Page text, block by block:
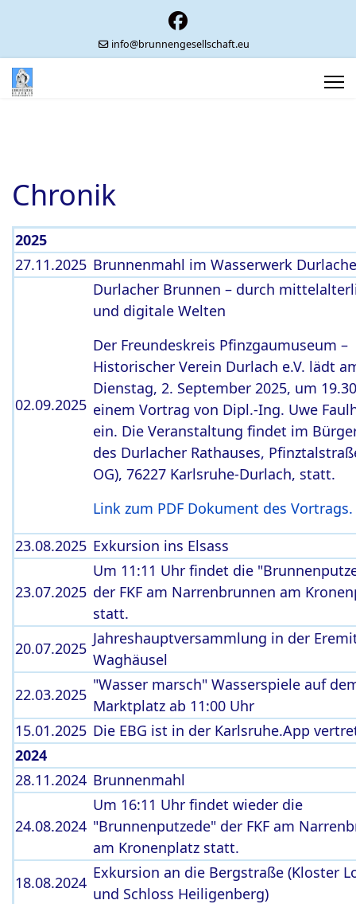
info@brunnengesellschaft.eu
Chronik
2025
27.11.2025 Brunnenmahl im Wasserwerk
02.09.2025
Durlacher Brunnen – durch
und digitale Welten
Der Freundeskreis Pfinzgaumuseum –
Historischer Verein Durlach e.V. lädt
Dienstag, 2. September 2025, um
einem Vortrag von Dipl.-Ing. Uwe
ein. Die Veranstaltung findet im
des Durlacher Rathauses,
OG), 76227 Karlsruhe-Durlach, statt.
Link zum PDF Dokument des Vortrags.
23.08.2025 Exkursion ins Elsass
23.07.2025
Um 11:11 Uhr findet die
der FKF am Narrenbrunnen am
statt.
20.07.2025
Jahreshauptversammlung in der
Waghäusel
22.03.2025
"Wasser marsch" Wasserspiele auf
Marktplatz ab 11:00 Uhr
15.01.2025 Die EBG ist in der Karlsruhe.App
2024
28.11.2024 Brunnenmahl
24.08.2024
Um 16:11 Uhr findet wieder die
"Brunnenputzede" der FKF am
am Kronenplatz statt.
18.08.2024
Exkursion an die Bergstraße (Kloster
und Schloss Heiligenberg)